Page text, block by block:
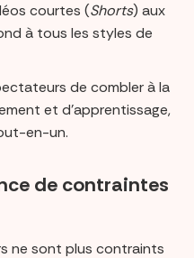
courtes (Shorts) aux
à tous les styles de
de combler à la
et d’apprentissage,
en-un.
de contraintes
ne sont plus contraints